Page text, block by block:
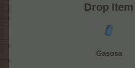
Drop Item
Gasosa